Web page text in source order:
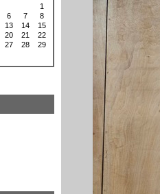
1
6 7
8
13 14
15
20 21
22
27 28
29